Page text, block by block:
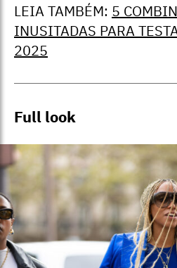
LEIA TAMBÉM: 5
INUSITADAS PARA
2025
Full look